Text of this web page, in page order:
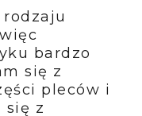
bardzo
się z
pleców i
się z